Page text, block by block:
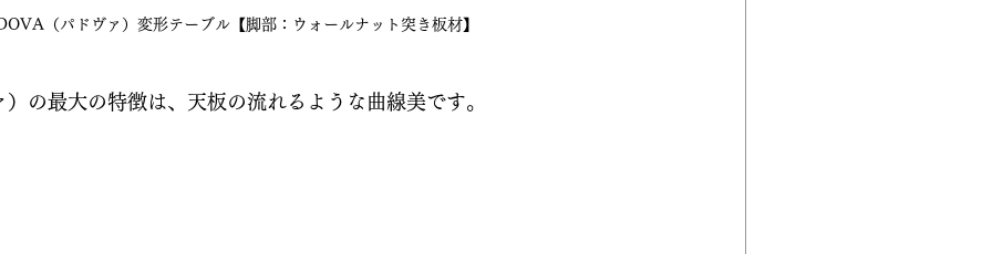
（パドヴァ）変形テーブル【脚部：ウォールナット突き板材】
の最大の特徴は、天板の流れるような曲線美です。